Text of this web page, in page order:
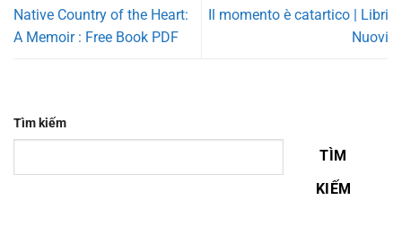
Native Country of the Heart:
A Memoir : Free Book PDF
Il momento è catartico | Libri
Nuovi
Tìm kiếm
TÌM
KIẾM